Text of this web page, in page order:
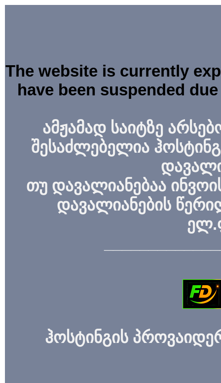
The website is currently
have been suspended
ამჟამად საიტზე
შესაძლებელია
თუ დავალიანებაა
დავალიანების
ჰოსტინგის